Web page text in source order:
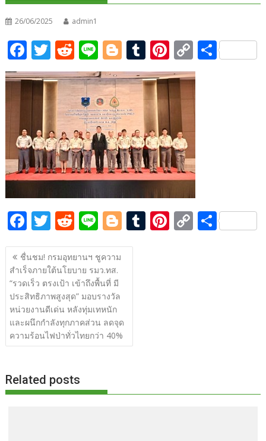
26/06/2025 admin1
F
ac
e
o
o
k
T
w
itt
er
R
e
d
di
t
Li
n
e
Bl
o
g
g
er
T
u
m
bl
r
Pi
nt
er
e
st
C
o
p
y
Li
k
S
F
ac
e
b
o
o
k
T
w
itt
er
R
e
d
di
t
Li
n
e
Bl
o
T Pi C S
แนะแนว
เรื่อง
ชื่นชม! กรมอุทยานฯ ชูความ
สำเร็จภายใต้นโยบาย รมว.ทส.
“รวดเร็ว ตรงเป้า เข้าถึงพื้นที่ มี
ประสิทธิภาพสูงสุด” มอบรางวัล
หน่วยงานดีเด่น หลังทุ่มเทหนัก
และผนึกกำลังทุกภาคส่วน ลดจุด
ความร้อนไฟป่าทั่วไทยกว่า 40%
Related posts